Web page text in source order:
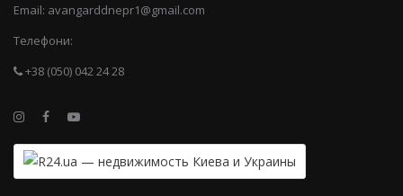
Email: avangarddnepr1@gmail.com
Телефони:
+38 (050) 042 24 28